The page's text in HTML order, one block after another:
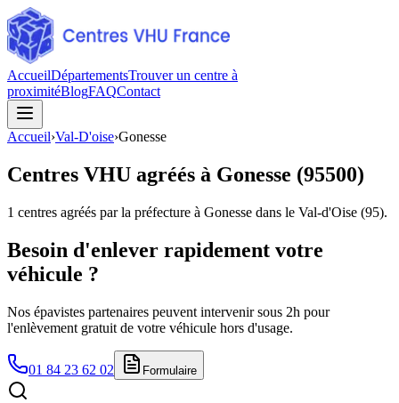
AccueilDépartementsTrouver un centre à
proximitéBlogFAQContact
Accueil›Val-D'oise›Gonesse
Centres VHU agréés à Gonesse (95500)
1 centres agréés par la préfecture à Gonesse dans le Val-d'Oise (95).
Besoin d'enlever rapidement votre
véhicule ?
Nos épavistes partenaires peuvent intervenir sous 2h pour
l'enlèvement gratuit de votre véhicule hors d'usage.
01 84 23 62 02 Formulaire